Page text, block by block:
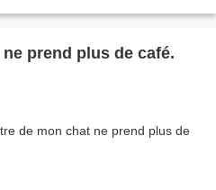
prend plus de café.